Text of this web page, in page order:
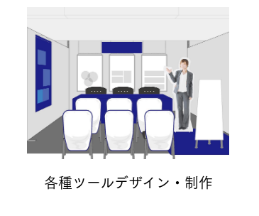
各種ツールデザイン・制作